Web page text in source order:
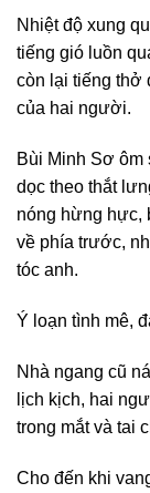
Nhiệt độ xung
tiếng gió luồn
còn lại tiếng thở
của hai người.
Bùi Minh Sơ ôm
dọc theo thắt
nóng hừng hực,
về phía trước,
tóc anh.
Ý loạn tình mê,
Nhà ngang cũ
lịch kịch, hai
trong mắt và tai
Cho đến khi